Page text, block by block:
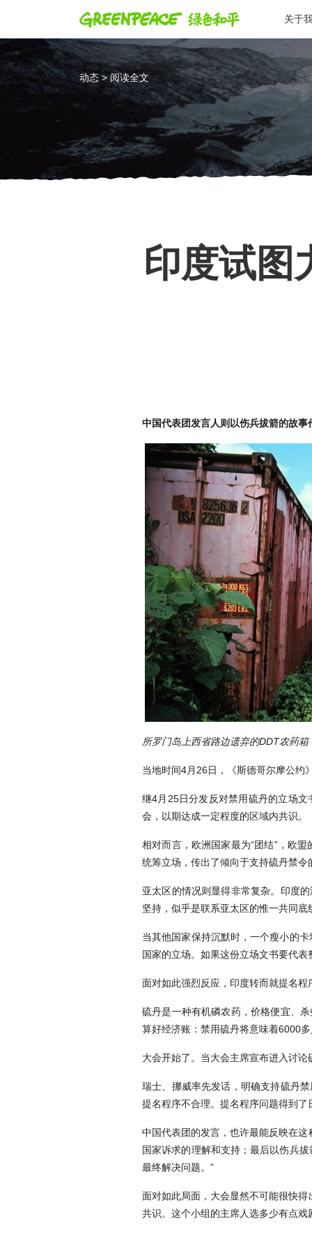
关于
动态 > 阅读全文
印度试图
中国代表团发言人则以伤兵拔箭的故
所罗门岛上西省路边遗弃的DDT农药
当地时间4月26日，《斯德哥尔摩公约
继4月25日分发反对禁用硫丹的立场
会，以期达成一定程度的区域内共识。
相对而言，欧洲国家最为“团结”，欧
统筹立场，传出了倾向于支持硫丹禁令
亚太区的情况则显得非常复杂。印度
坚持，似乎是联系亚太区的惟一共同
当其他国家保持沉默时，一个瘦小的
国家的立场。如果这份立场文书要代
面对如此强烈反应，印度转而就提名
硫丹是一种有机磷农药，价格便宜、
算好经济账：禁用硫丹将意味着6000
大会开始了。当大会主席宣布进入讨
瑞士、挪威率先发话，明确支持硫丹
提名程序不合理。提名程序问题得到
中国代表团的发言，也许最能反映在
国家诉求的理解和支持；最后以伤兵
最终解决问题。”
面对如此局面，大会显然不可能很快
共识。这个小组的主席人选多少有点